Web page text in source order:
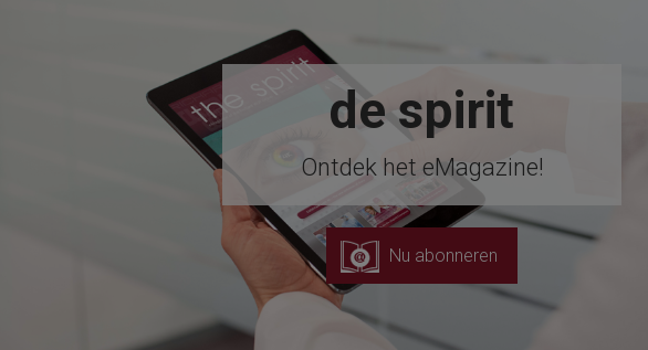
de spirit
Ontdek het eMagazine!
Nu abonneren